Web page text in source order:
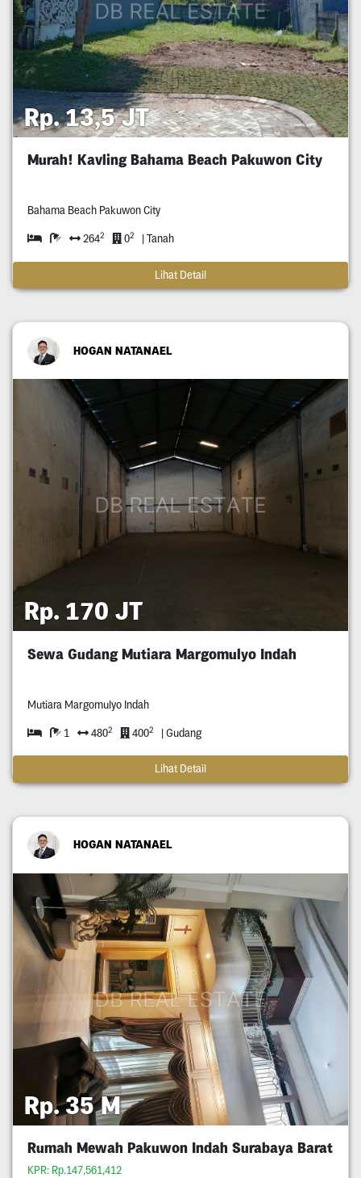
Rp. 13,5 JT
Murah! Kavling Bahama Beach Pakuwon City
Bahama Beach Pakuwon City
2642 02 | Tanah
Lihat Detail
HOGAN NATANAEL
Rp. 170 JT
Sewa Gudang Mutiara Margomulyo Indah
Mutiara Margomulyo Indah
1 4802 4002 | Gudang
Lihat Detail
HOGAN NATANAEL
Rp. 35 M
Rumah Mewah Pakuwon Indah Surabaya Barat
KPR: Rp.147,561,412